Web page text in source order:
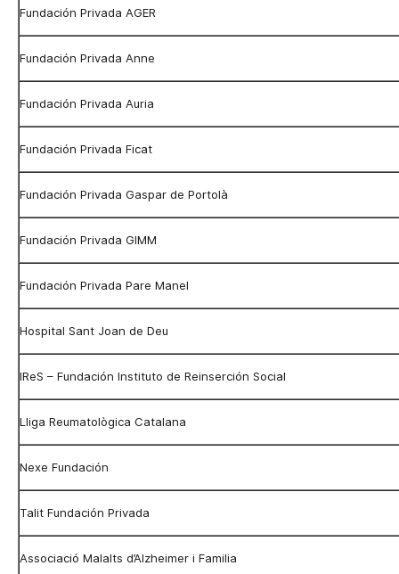
Fundación Privada AGER
Fundación Privada Anne
Fundación Privada Auria
Fundación Privada Ficat
Fundación Privada Gaspar de Portolà
Fundación Privada GIMM
Fundación Privada Pare Manel
Hospital Sant Joan de Deu
IReS – Fundación Instituto de Reinserción Social
Lliga Reumatològica Catalana
Nexe Fundación
Talit Fundación Privada
Associació Malalts d’Alzheimer i Familia